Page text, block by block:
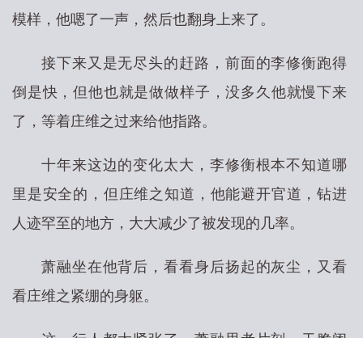
模样，他嗯了一声，然后也翻身上来了。
接下来又是无尽头的赶路，前面的李修衡跑得
倒是快，但他也就是做做样子，没多久他就慢下来
了，等着庄维之过来给他指路。
十年来这边的变化太大，李修衡根本不知道哪
里是安全的，但庄维之知道，他能避开官道，钻进
人迹罕至的地方，大大减少了被发现的几率。
萧融坐在他背后，看看身后扬起的灰尘，又看
看庄维之紧绷的身躯。